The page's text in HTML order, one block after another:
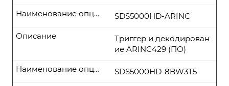
SDS5000HD-ARINC
Наименование опции
Триггер и декодирован
ие ARINC429 (ПО)
Описание
SDS5000HD-8BW3T5
Наименование опции